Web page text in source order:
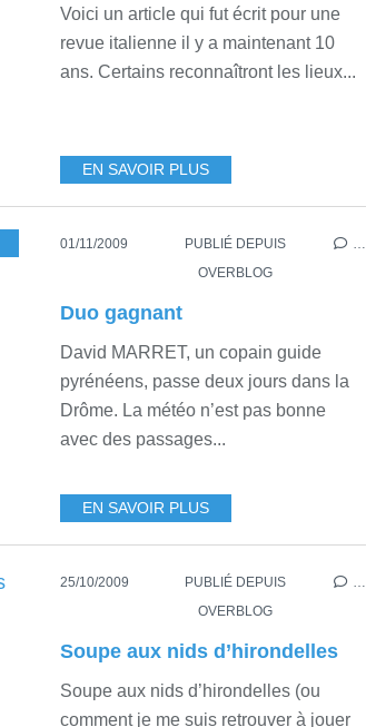
Voici un article qui fut écrit pour une
revue italienne il y a maintenant 10
ans. Certains reconnaîtront les lieux...
EN SAVOIR PLUS
01/11/2009
PUBLIÉ DEPUIS
OVERBLOG
…
Duo gagnant
David MARRET, un copain guide
pyrénéens, passe deux jours dans la
Drôme. La météo n’est pas bonne
avec des passages...
EN SAVOIR PLUS
25/10/2009
PUBLIÉ DEPUIS
OVERBLOG
…
Soupe aux nids d’hirondelles
Soupe aux nids d’hirondelles (ou
comment je me suis retrouver à jouer